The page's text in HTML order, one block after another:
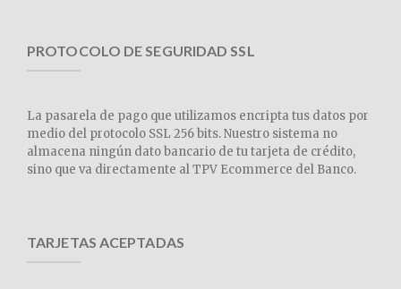
PROTOCOLO DE SEGURIDAD SSL
La pasarela de pago que utilizamos encripta tus datos por
medio del protocolo SSL 256 bits. Nuestro sistema no
almacena ningún dato bancario de tu tarjeta de crédito,
sino que va directamente al TPV Ecommerce del Banco.
TARJETAS ACEPTADAS